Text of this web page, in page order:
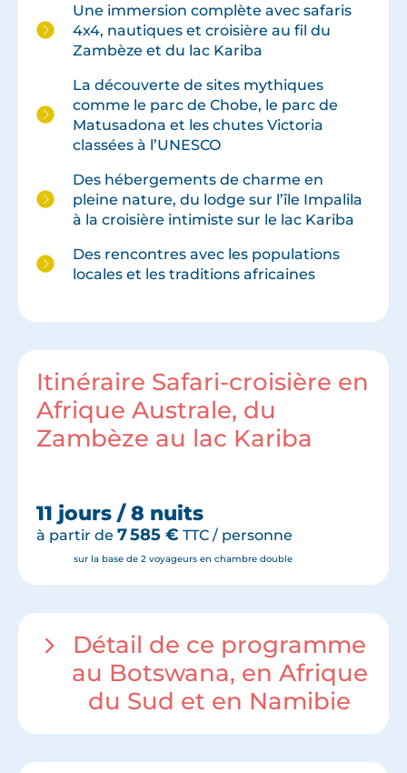
Une immersion complète avec safaris
4x4, nautiques et croisière au fil du
Zambèze et du lac Kariba
La découverte de sites mythiques
comme le parc de Chobe, le parc de
Matusadona et les chutes Victoria
classées à l’UNESCO
Des hébergements de charme en
pleine nature, du lodge sur l’île Impalila
à la croisière intimiste sur le lac Kariba
Des rencontres avec les populations
locales et les traditions africaines
Itinéraire Safari-croisière en
Afrique Australe, du
Zambèze au lac Kariba
11 jours / 8 nuits
à partir de 7 585 € TTC / personne
sur la base de 2 voyageurs en chambre double
Détail de ce programme
au Botswana, en Afrique
du Sud et en Namibie